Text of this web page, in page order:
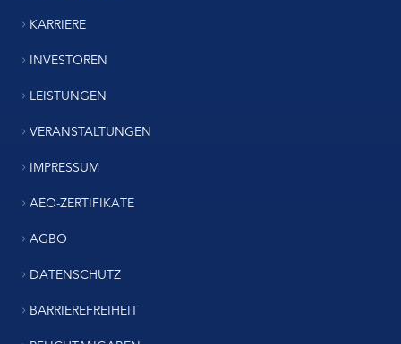
KARRIERE
INVESTOREN
LEISTUNGEN
VERANSTALTUNGEN
IMPRESSUM
AEO-ZERTIFIKATE
AGBO
DATENSCHUTZ
BARRIEREFREIHEIT